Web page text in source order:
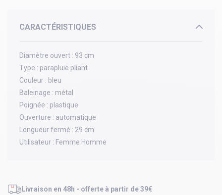
CARACTÉRISTIQUES
Diamètre ouvert : 93 cm
Type : parapluie pliant
Couleur : bleu
Baleinage : métal
Poignée : plastique
Ouverture : automatique
Longueur fermé : 29 cm
Utilisateur : Femme Homme
Livraison en 48h - offerte à partir de 39€